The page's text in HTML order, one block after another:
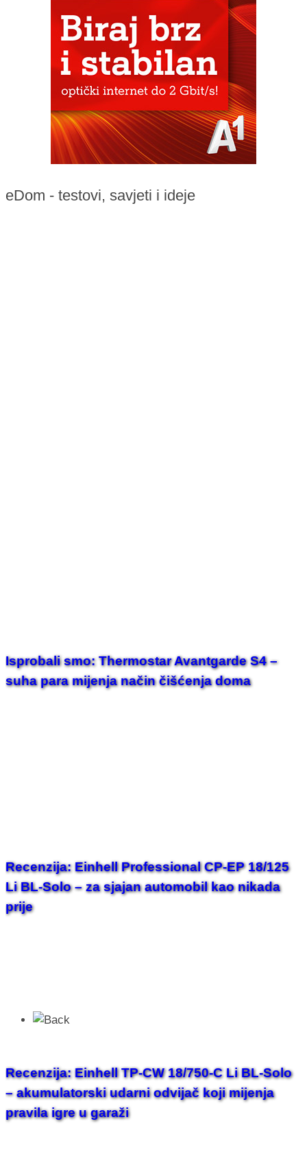
eDom - testovi, savjeti i ideje
Isprobali smo: Thermostar Avantgarde S4 –
suha para mijenja način čišćenja doma
Recenzija: Einhell Professional CP-EP 18/125
Li BL-Solo – za sjajan automobil kao nikada
prije
Recenzija: Einhell TP-CW 18/750-C Li BL-Solo
– akumulatorski udarni odvijač koji mijenja
pravila igre u garaži